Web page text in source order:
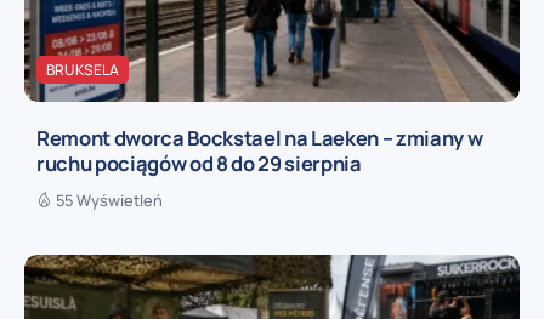
BRUKSELA
Remont dworca Bockstael na Laeken – zmiany w
ruchu pociągów od 8 do 29 sierpnia
55 Wyświetleń